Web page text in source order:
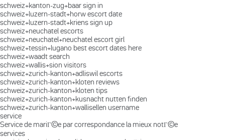
schweiz+kanton-zug+baar sign in
schweiz+luzern-stadt+horw escort date
schweiz+luzern-stadt+kriens sign up
schweiz+neuchatel escorts
schweiz+neuchatel+neuchatel escort girl
schweiz+tessin+lugano best escort dates here
schweiz+waadt search
schweiz+wallis+sion visitors
schweiz+zurich-kanton+adliswil escorts
schweiz+zurich-kanton+kloten reviews
schweiz+zurich-kanton+kloten tips
schweiz+zurich-kanton+kusnacht nutten finden
schweiz+zurich-kanton+wallisellen username
service
Service de mariГ©e par correspondance la mieux notГ©e
services